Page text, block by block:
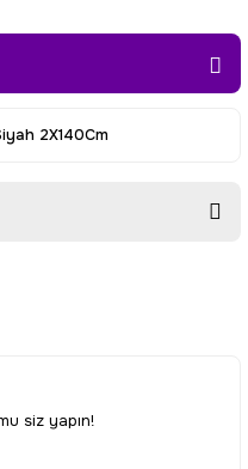
2X140Cm
ve diğer
öneri formunu
siz yapın!